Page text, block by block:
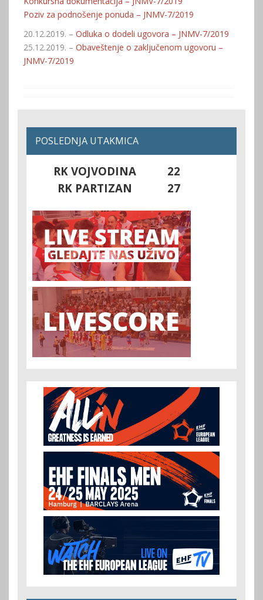
Poziv za podnošenje ponuda – JNMV-7/2019
20.12.2019. – Odluka o dodeli ugovora – JNMV-7/2019
25.12.2019. – Obaveštenje o zaključenom ugovoru –
JNMV-7/2019
POSLEDNJA UTAKMICA
RK VOJVODINA
22
RK PARTIZAN
27